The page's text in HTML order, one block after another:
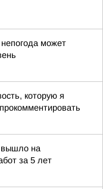
может
которую я
вышло на
за 5 лет